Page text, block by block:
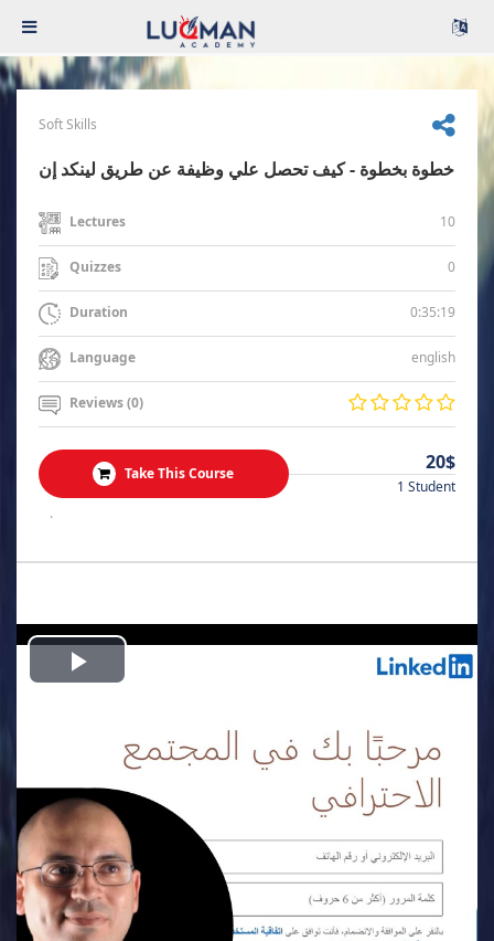
Soft Skills
خطوة بخطوة - كيف تحصل علي وظيفة عن طريق لينكد إن
Lectures 10
Quizzes 0
Duration 0:35:19
Language english
Reviews (0)
Take This Course 20$
1 Student
.
Play
Video